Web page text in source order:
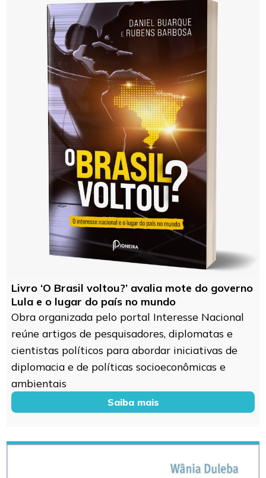
Livro ‘O Brasil voltou?’ avalia mote do governo
Lula e o lugar do país no mundo
Obra organizada pelo portal Interesse Nacional
reúne artigos de pesquisadores, diplomatas e
cientistas políticos para abordar iniciativas de
diplomacia e de políticas socioeconômicas e
ambientais
Saiba mais